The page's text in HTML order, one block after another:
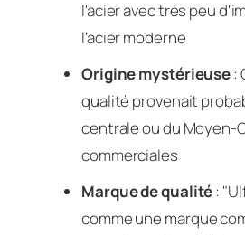
l'acier avec très peu
l'acier moderne
Origine mystérieuse:
qualité provenait
centrale ou du Moyen-
commerciales
Marque de qualité:
comme une marque